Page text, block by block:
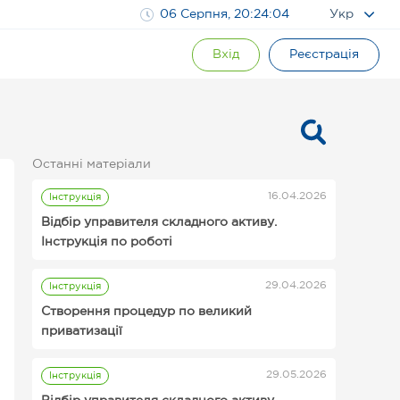
06 Серпня, 20:24:04 Укр
Вхід Реєстрація
Останні матеріали
Інструкція 16.04.2026
Відбір управителя складного активу.
Інструкція по роботі
Інструкція
Інструкції для організаторів аукціонів
29.04.2026
Створення процедур по великий
приватизації
Інструкція 29.05.2026